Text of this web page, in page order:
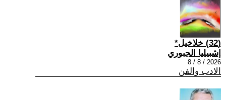
(32) خلاخيل*
إشبيليا الجبوري
2026 / 8 / 8
الادب والفن